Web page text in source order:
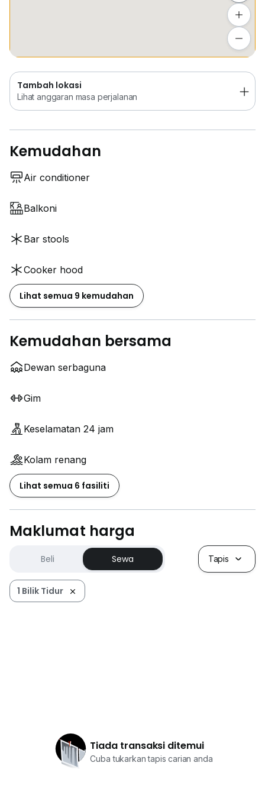
Tambah lokasi
Lihat anggaran masa perjalanan
Kemudahan
Air conditioner
Balkoni
Bar stools
Cooker hood
Lihat semua 9 kemudahan
Kemudahan bersama
Dewan serbaguna
Gim
Keselamatan 24 jam
Kolam renang
Lihat semua 6 fasiliti
Maklumat harga
Beli Sewa Tapis
1 Bilik Tidur
Tiada transaksi ditemui
Cuba tukarkan tapis carian anda